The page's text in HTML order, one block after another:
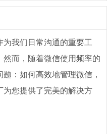
我们日常沟通的重要工
而，随着微信使用频率的
：如何高效地管理微信，
为您提供了完美的解决方